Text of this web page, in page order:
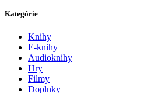
Kategórie
Knihy
E-knihy
Audioknihy
Hry
Filmy
Doplnky